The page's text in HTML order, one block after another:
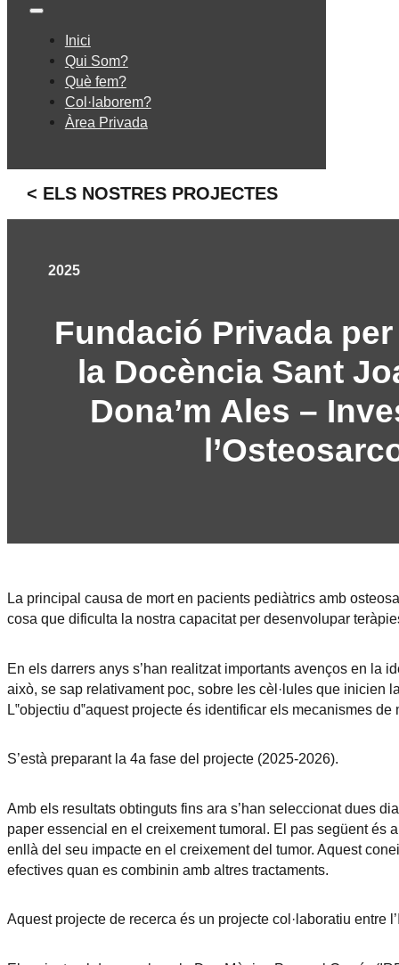
Inici
Qui Som?
Què fem?
Col·laborem?
Àrea Privada
< ELS NOSTRES PROJECTES
2025
Fundació Privada
la Docència Sant
Dona’m Ales –
La principal causa de mort en pacients pediàtrics amb
cosa que dificulta la nostra capacitat per desenvolupar
En els darrers anys s’han realitzat importants avenços en la
això, se sap relativament poc, sobre les cèl·lules que inicien
L‟objectiu d‟aquest projecte és identificar els mecanismes
S’està preparant la 4a fase del projecte (2025-2026).
Amb els resultats obtinguts fins ara s’han seleccionat dues
paper essencial en el creixement tumoral. El pas següent és
enllà del seu impacte en el creixement del tumor. Aquest
efectives quan es combinin amb altres tractaments.
Aquest projecte de recerca és un projecte col·laboratiu entre